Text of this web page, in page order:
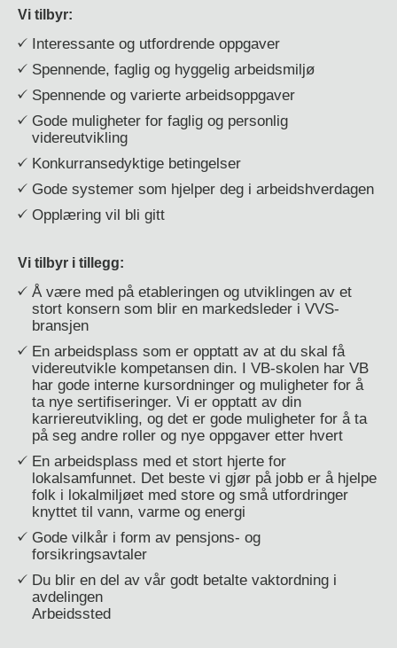
Vi tilbyr:
Interessante og utfordrende oppgaver
Spennende, faglig og hyggelig arbeidsmiljø
Spennende og varierte arbeidsoppgaver
Gode muligheter for faglig og personlig
videreutvikling
Konkurransedyktige betingelser
Gode systemer som hjelper deg i arbeidshverdagen
Opplæring vil bli gitt
Vi tilbyr i tillegg:
Å være med på etableringen og utviklingen av et
stort konsern som blir en markedsleder i VVS-
bransjen
En arbeidsplass som er opptatt av at du skal få
videreutvikle kompetansen din. I VB-skolen har VB
har gode interne kursordninger og muligheter for å
ta nye sertifiseringer. Vi er opptatt av din
karriereutvikling, og det er gode muligheter for å ta
på seg andre roller og nye oppgaver etter hvert
En arbeidsplass med et stort hjerte for
lokalsamfunnet. Det beste vi gjør på jobb er å hjelpe
folk i lokalmiljøet med store og små utfordringer
knyttet til vann, varme og energi
Gode vilkår i form av pensjons- og
forsikringsavtaler
Du blir en del av vår godt betalte vaktordning i
avdelingen
Arbeidssted